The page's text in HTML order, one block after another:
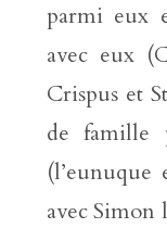
parmi eux
avec eux
Crispus et
de famille
avec Simon